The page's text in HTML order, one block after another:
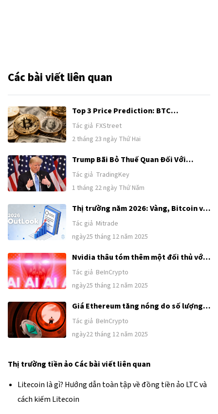
Các bài viết liên quan
Top 3 Price Prediction: BTC
breakdown hints at deeper correction
as ETH and XRP extend losses
Tác giả FXStreet
2 tháng 23 ngày Thứ Hai
Trump Bãi Bỏ Thuế Quan Đối Với
Greenland. Thị Trường Tiền Mã Hóa
Phục Hồi, Đợt Tăng Giá Liệu Sẽ Kéo Dài
Bao Lâu?
Tác giả TradingKey
1 tháng 22 ngày Thứ Năm
Thị trường năm 2026: Vàng, Bitcoin và
Đô la Mỹ có làm nên lịch sử một lần
nữa? — Đây là quan điểm của các tổ
chức hàng đầu
Tác giả Mitrade
ngày25 tháng 12 năm 2025
Nvidia thâu tóm thêm một đối thủ với
giá 20 tỷ USD, thúc đẩy AI phi tập trung
Tác giả BeInCrypto
ngày25 tháng 12 năm 2025
Giá Ethereum tăng nóng do số lượng
nhà đầu tư nhỏ lẻ mới đạt mức cao
nhất trong 5 tháng
Tác giả BeInCrypto
ngày22 tháng 12 năm 2025
Thị trường tiền ảo Các bài viết liên quan
Litecoin là gì? Hướng dẫn toàn tập về đồng tiền ảo LTC và
cách kiếm Litecoin